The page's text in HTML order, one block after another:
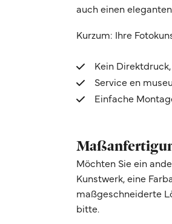
auch einen
Kurzum: Ihre
Kein
Service en
Einfache
Möchten Sie ein
Kunstwerk, eine
maßgeschneiderte
bitte.